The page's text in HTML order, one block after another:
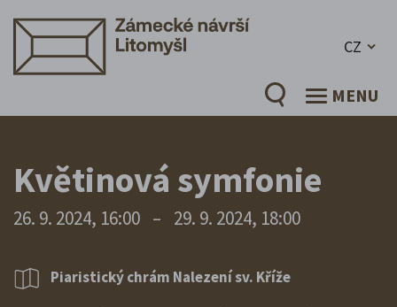
CZ
MENU
Květinová symfonie
26. 9. 2024, 16:00 – 29. 9. 2024, 18:00
Piaristický chrám Nalezení sv. Kříže